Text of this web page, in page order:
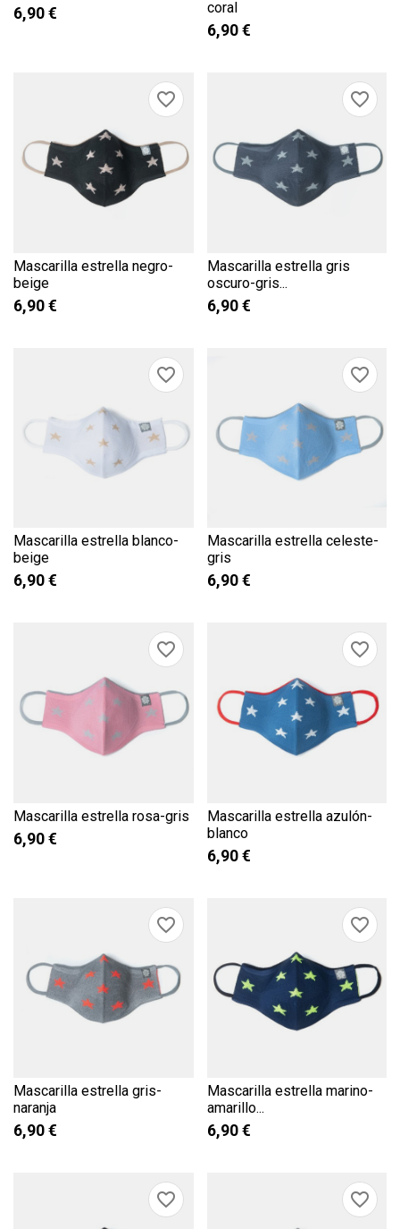
6,90 € coral
6,90 €
Mascarilla estrella negro-
beige
6,90 €
favorite_border
Mascarilla estrella gris
oscuro-gris...
6,90 €
favorite_border
Mascarilla estrella blanco-
beige
6,90 €
favorite_border
Mascarilla estrella celeste-
gris
6,90 €
favorite_border
Mascarilla estrella rosa-gris
6,90 €
favorite_border
Mascarilla estrella azulón-
blanco
6,90 €
favorite_border
Mascarilla estrella gris-
naranja
6,90 €
favorite_border
Mascarilla estrella marino-
amarillo...
6,90 €
favorite_border
favorite_border favorite_border
AÑADIR A LA LISTA DE
DESEOS
×
Crear nueva lista((cancelText)) ((modalDeleteText))
CREAR LISTA DE DESEOS
Nombre de la lista de deseos
Cancelar
Debe iniciar sesión para guardar productos en su lista de deseos.
Cancelar Iniciar sesión